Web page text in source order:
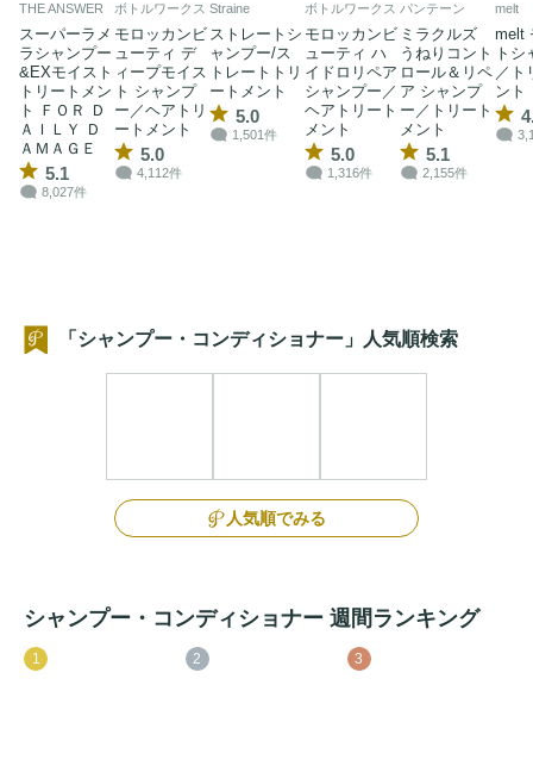
THE ANSWER
スーパーラメ
ラシャンプー
&EXモイスト
トリートメン
ト ＦＯＲ Ｄ
ＡＩＬＹ Ｄ
ＡＭＡＧＥ
5.1
8,027件
ボトルワークス
モロッカンビ
ューティ デ
ィープモイス
ト シャンプ
ー／ヘアトリ
ートメント
5.0
4,112件
Straine
ストレートシ
ャンプー/ス
トレートトリ
ートメント
5.0
1,501件
ボトルワークス
モロッカンビ
ューティ ハ
イドロリペア
シャンプー／
ヘアトリート
メント
5.0
1,316件
パンテーン
ミラクルズ
うねりコント
ロール＆リペ
ア シャンプ
ー／トリート
メント
5.1
2,155件
melt
melt
トシ
／ト
ント
「シャンプー・コンディショナー」人気順検索
人気順でみる
シャンプー・コンディショナー 週間ランキング
1 2 3